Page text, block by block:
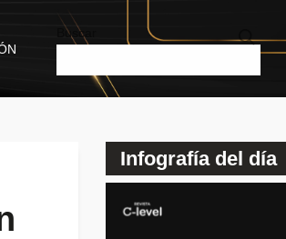
Buscar
Infografía del día